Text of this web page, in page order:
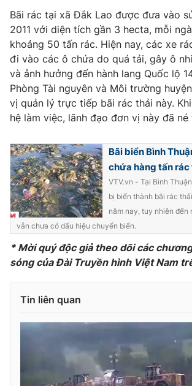
Thị trường
Tư vấn
Lịch phát sóng
Chuyên mục khác
Emagazine Podcast
Video Shorts
VTV Money VTV Thể
VTV Sức khoẻ Bất động
VTV8
Liên hệ tòa soạn English
Bãi rác tại xã Đắk Lao được đưa vào
2011 với diện tích gần 3 hecta, mỗi
khoảng 50 tấn rác. Hiện nay, các xe
đi vào các ô chứa do quá tải, gây ô
và ảnh hưởng đến hành lang Quốc lộ
Phòng Tài nguyên và Môi trường
vị quản lý trực tiếp bãi rác thải này.
hệ làm việc, lãnh đạo đơn vị này đã né
Bãi biển Bình
chứa hàng tấn rác
VTV.vn - Tại Bình
bị biến thành bãi rác
năm nay, tuy nhiên đến
vẫn chưa có dấu hiệu chuyển biến.
* Mời quý độc giả theo dõi các
sóng của Đài Truyền hình Việt Nam
Tin liên quan